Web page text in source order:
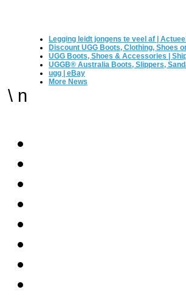
Legging leidt jongens te veel af |
Discount UGG Boots, Clothing, Shoes
UGG Boots, Shoes & Accessories |
UGGВ® Australia Boots, Slippers,
ugg | eBay
More News
\ n